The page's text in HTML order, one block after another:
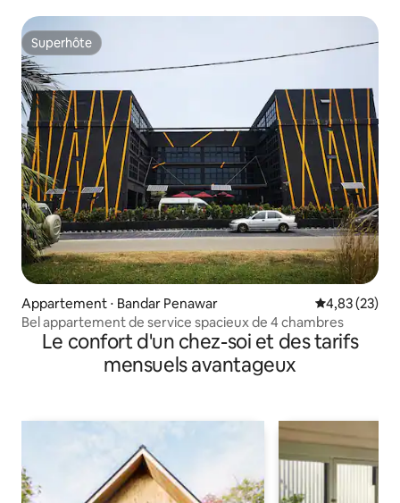
Superhôte
Superhôte
Appartement ⋅ Bandar Penawar Évaluation
4,83 (23)
Bel appartement de service spacieux de 4 chambres
Le confort d'un chez-soi et des tarifs
mensuels avantageux